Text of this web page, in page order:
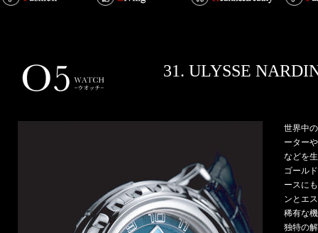
31. ULYSSE
世界中
ーター
などを
ゴール
ースに
ンとエ
稀有な
独特の